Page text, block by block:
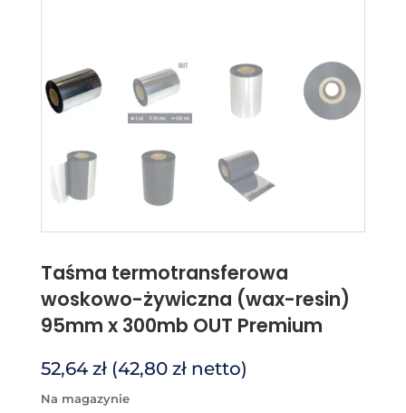
Taśma termotransferowa
woskowo-żywiczna (wax-resin)
95mm x 300mb OUT Premium
52,64 zł (42,80 złnetto)
na magazynie